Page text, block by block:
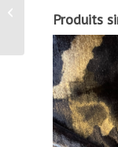
Produits
Tissu Velours